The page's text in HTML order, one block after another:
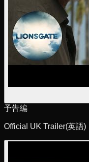
予告編
Official UK Trailer(英語)